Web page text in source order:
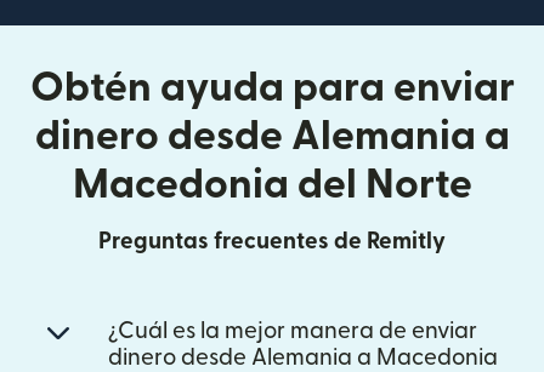
Obtén ayuda para enviar
dinero desde Alemania a
Macedonia del Norte
Preguntas frecuentes de Remitly
¿Cuál es la mejor manera de enviar
dinero desde Alemania a Macedonia